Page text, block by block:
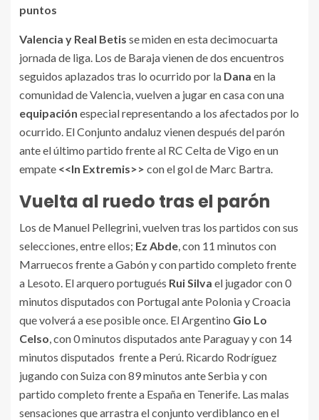
puntos
Valencia y Real Betis se miden en esta decimocuarta
jornada de liga. Los de Baraja vienen de dos encuentros
seguidos aplazados tras lo ocurrido por la Dana en la
comunidad de Valencia, vuelven a jugar en casa con una
equipación especial representando a los afectados por lo
ocurrido. El Conjunto andaluz vienen después del parón
ante el último partido frente al RC Celta de Vigo en un
empate <<In Extremis>> con el gol de Marc Bartra.
Vuelta al ruedo tras el parón
Los de Manuel Pellegrini, vuelven tras los partidos con sus
selecciones, entre ellos; Ez Abde, con 11 minutos con
Marruecos frente a Gabón y con partido completo frente
a Lesoto. El arquero portugués Rui Silva el jugador con 0
minutos disputados con Portugal ante Polonia y Croacia
que volverá a ese posible once. El Argentino Gio Lo
Celso, con 0 minutos disputados ante Paraguay y con 14
minutos disputados frente a Perú. Ricardo Rodríguez
jugando con Suiza con 89 minutos ante Serbia y con
partido completo frente a España en Tenerife. Las malas
sensaciones que arrastra el conjunto verdiblanco en el